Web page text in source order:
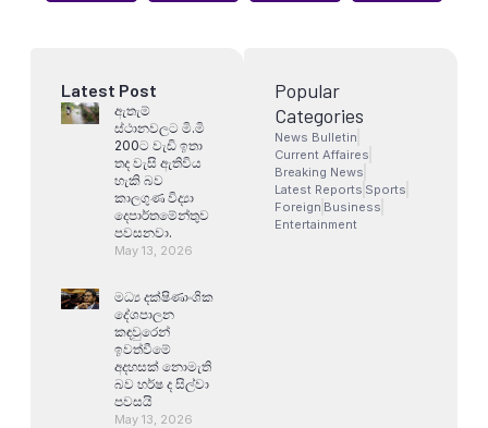
Latest Post
ඇතැම්
ස්ථානවලට මි.මි
200ට වැඩි ඉතා
තද වැසි ඇතිවිය
හැකි බව
කාලගුණ විද්‍යා
දෙපාර්තමේන්තුව
පවසනවා.
May 13, 2026
මධ්‍ය දක්ෂිණාංශික
දේශපාලන
කඳවුරෙන්
ඉවත්වීමේ
අදහසක් නොමැති
බව හර්ෂ ද සිල්වා
පවසයි
May 13, 2026
Popular
Categories
News Bulletin
Current Affaires
Breaking News
Latest Reports Sports
Foreign Business
Entertainment